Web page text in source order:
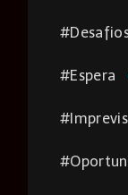
#
Espera
#
#
#